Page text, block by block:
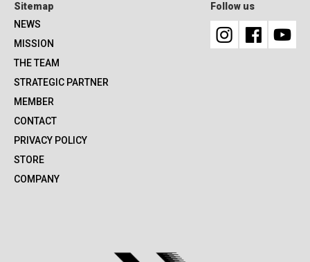
Sitemap
NEWS
MISSION
THE TEAM
STRATEGIC PARTNER
MEMBER
CONTACT
PRIVACY POLICY
STORE
COMPANY
Follow us